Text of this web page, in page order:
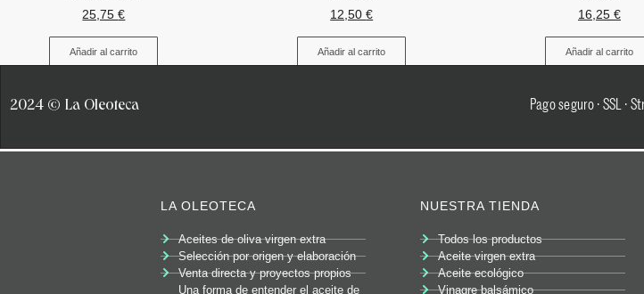
25,75€
Añadir al carrito
12,50€
Añadir al carrito
16,25 €
Añadir al carrito
2024 © La Oleoteca Pago seguro · SSL ·
LA OLEOTECA
Aceites de oliva virgen extra
Selección por origen y elaboración
Venta directa y proyectos propios
Una forma de entender el aceite de
NUESTRA TIENDA
Todos los productos
Aceite virgen extra
Aceite ecológico
Vinagre balsámico